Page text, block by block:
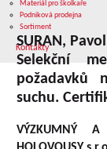
Materiál pro školkaře
Podniková prodejna
Sortiment
Kontakty
SURAN,
Selekční
suchu.
VÝZKUMNÝ A